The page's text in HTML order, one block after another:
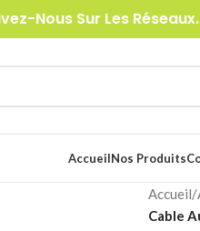
Nous Sur Les
AccueilNos Produits
Accueil/
Cable